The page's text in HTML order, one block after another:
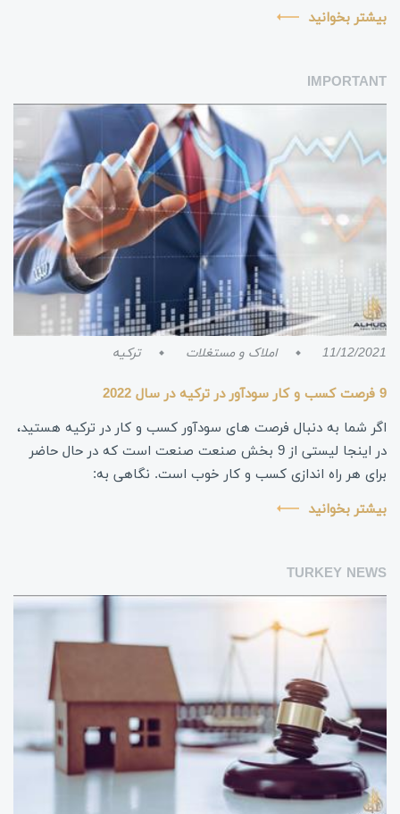
بیشتر بخوانید
IMPORTANT
11/12/2021 املاک و مستغلات ترکیه
9 فرصت کسب و کار سودآور در ترکیه در سال 2022
اگر شما به دنبال فرصت های سودآور کسب و کار در ترکیه هستید،
در اینجا لیستی از 9 بخش صنعت صنعت است که در حال حاضر
برای هر راه اندازی کسب و کار خوب است. نگاهی به:
بیشتر بخوانید
TURKEY NEWS